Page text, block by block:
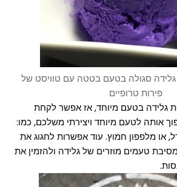
גלידה סגולה בטעם בטטה עם טוויסט של
פירות טרופיים
גלידה בטעם מיוחד, אז אפשר לקחת
אותה לטעם מיוחד ויצירתי משלכם, כמו:
או מלפפון חמוץ. עוד אפשרות לחגוג את
טעמים מוזרים של גלידה ולהזמין את